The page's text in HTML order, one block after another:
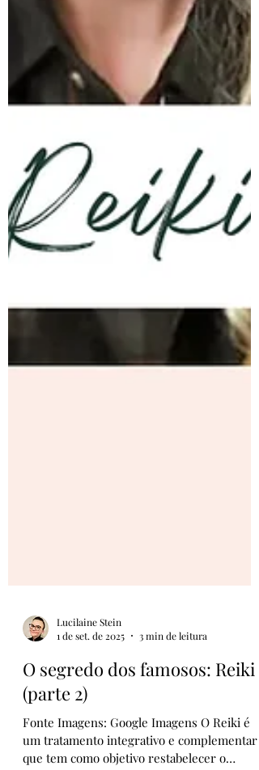
Lucilaine Stein
1 de set. de 2025
3 min de leitura
O segredo dos famosos: Reiki